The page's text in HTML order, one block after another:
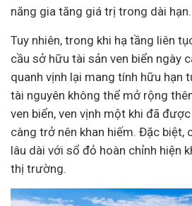
năng gia tăng giá trị trong dài hạn.
Tuy nhiên, trong khi hạ tầng liên
cầu sở hữu tài sản ven biển ngày
quanh vịnh lại mang tính hữu hạn
tài nguyên không thể mở rộng
ven biển, ven vịnh một khi đã
càng trở nên khan hiếm. Đặc biệt,
lâu dài với sổ đỏ hoàn chỉnh hiện
thị trường.